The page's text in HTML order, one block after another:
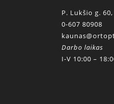
P. Lukšio g.
0-607 80908
Darbo laikas
I-V 10:00 –